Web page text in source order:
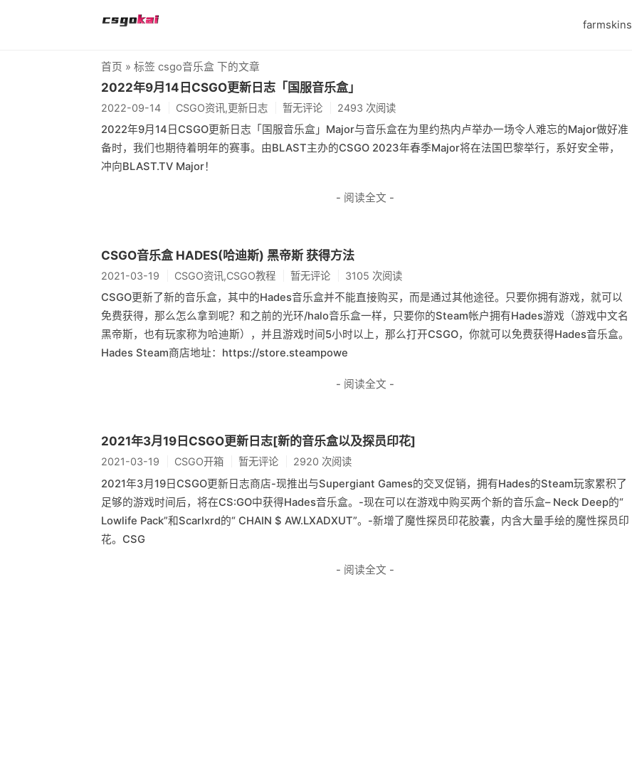
farmskins
首页 » 标签 csgo音乐盒 下的文章
2022年9月14日CSGO更新日志「国服音乐盒」
2022-09-14 CSGO资讯,更新日志 暂无评论 2493 次阅读
2022年9月14日CSGO更新日志「国服音乐盒」Major与音乐盒在为里约热内卢举办一场令人难忘的Major做好准
备时，我们也期待着明年的赛事。由BLAST主办的CSGO 2023年春季Major将在法国巴黎举行，系好安全带，
冲向BLAST.TV Major！
- 阅读全文 -
CSGO音乐盒 HADES(哈迪斯) 黑帝斯 获得方法
2021-03-19 CSGO资讯,CSGO教程 暂无评论 3105 次阅读
CSGO更新了新的音乐盒，其中的Hades音乐盒并不能直接购买，而是通过其他途径。只要你拥有游戏，就可以
免费获得，那么怎么拿到呢？和之前的光环/halo音乐盒一样，只要你的Steam帐户拥有Hades游戏（游戏中文名
黑帝斯，也有玩家称为哈迪斯），并且游戏时间5小时以上，那么打开CSGO，你就可以免费获得Hades音乐盒。
Hades Steam商店地址：https://store.steampowe
- 阅读全文 -
2021年3月19日CSGO更新日志[新的音乐盒以及探员印花]
2021-03-19 CSGO开箱 暂无评论 2920 次阅读
2021年3月19日CSGO更新日志商店-现推出与Supergiant Games的交叉促销，拥有Hades的Steam玩家累积了
足够的游戏时间后，将在CS:GO中获得Hades音乐盒。-现在可以在游戏中购买两个新的音乐盒– Neck Deep的“
Lowlife Pack”和Scarlxrd的“ CHAIN $ AW.LXADXUT”。-新增了魔性探员印花胶囊，内含大量手绘的魔性探员印
花。CSG
- 阅读全文 -